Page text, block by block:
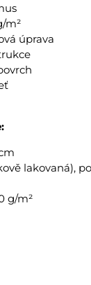
m²
úprava
lakovaná),
g/m²